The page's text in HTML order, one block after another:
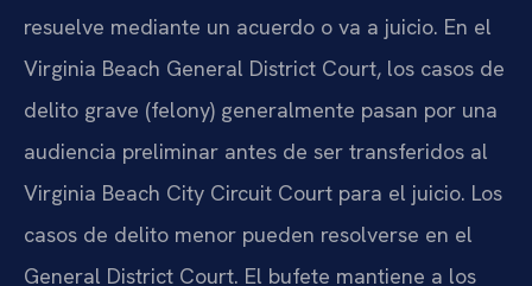
resuelve mediante un acuerdo o va a juicio. En el
Virginia Beach General District Court, los casos de
delito grave (felony) generalmente pasan por una
audiencia preliminar antes de ser transferidos al
Virginia Beach City Circuit Court para el juicio. Los
casos de delito menor pueden resolverse en el
General District Court. El bufete mantiene a los